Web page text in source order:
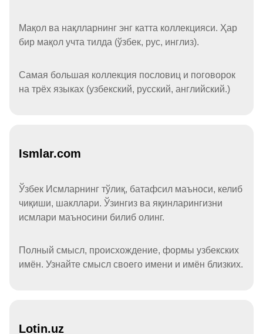
Мақол ва нақлларнинг энг катта коллекцияси. Ҳар
бир мақол учта тилда (ўзбек, рус, инглиз).
Самая большая коллекция пословиц и поговорок
на трёх языках (узбекский, русский, английский.)
Ismlar.com
Ўзбек Исмларнинг тўлиқ, батафсил маъноси, келиб
чиқиши, шакллари. Ўзингиз ва яқинларингизни
исмлари маъносини билиб олинг.
Полный смысл, происхождение, формы узбекских
имён. Узнайте смысл своего имени и имён близких.
Lotin.uz